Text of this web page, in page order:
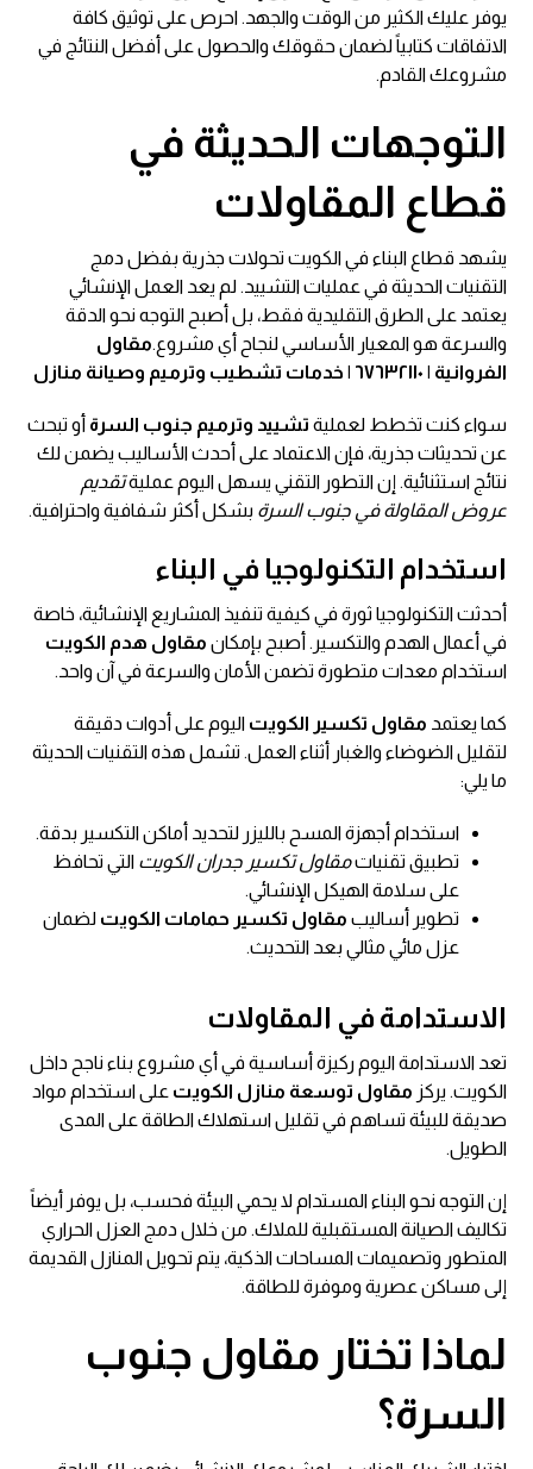
يوفر عليك الكثير من الوقت والجهد. احرص على توثيق كافة
الاتفاقات كتابياً لضمان حقوقك والحصول على أفضل النتائج في
مشروعك القادم.
التوجهات الحديثة في
قطاع المقاولات
يشهد قطاع البناء في الكويت تحولات جذرية بفضل دمج
التقنيات الحديثة في عمليات التشييد. لم يعد العمل الإنشائي
يعتمد على الطرق التقليدية فقط، بل أصبح التوجه نحو الدقة
والسرعة هو المعيار الأساسي لنجاح أي مشروع.مقاول
الفروانية | ٦٧٦٣٢١١٠ | خدمات تشطيب وترميم وصيانة منازل
سواء كنت تخطط لعملية تشييد وترميم جنوب السرة أو تبحث
عن تحديثات جذرية، فإن الاعتماد على أحدث الأساليب يضمن لك
نتائج استثنائية. إن التطور التقني يسهل اليوم عمليةتقديم
عروض المقاولة في جنوب السرة بشكل أكثر شفافية واحترافية.
استخدام التكنولوجيا في البناء
أحدثت التكنولوجيا ثورة في كيفية تنفيذ المشاريع الإنشائية، خاصة
في أعمال الهدم والتكسير. أصبح بإمكان مقاول هدم الكويت
استخدام معدات متطورة تضمن الأمان والسرعة في آن واحد.
كما يعتمد مقاول تكسير الكويت اليوم على أدوات دقيقة
لتقليل الضوضاء والغبار أثناء العمل. تشمل هذه التقنيات الحديثة
ما يلي:
استخدام أجهزة المسح بالليزر لتحديد أماكن التكسير بدقة.
تطبيق تقنياتمقاول تكسير جدران الكويت التي تحافظ
على سلامة الهيكل الإنشائي.
تطوير أساليب مقاول تكسير حمامات الكويت لضمان
عزل مائي مثالي بعد التحديث.
الاستدامة في المقاولات
تعد الاستدامة اليوم ركيزة أساسية في أي مشروع بناء ناجح داخل
الكويت. يركز مقاول توسعة منازل الكويت على استخدام مواد
صديقة للبيئة تساهم في تقليل استهلاك الطاقة على المدى
الطويل.
إن التوجه نحو البناء المستدام لا يحمي البيئة فحسب، بل يوفر أيضاً
تكاليف الصيانة المستقبلية للملاك. من خلال دمج العزل الحراري
المتطور وتصميمات المساحات الذكية، يتم تحويل المنازل القديمة
إلى مساكن عصرية وموفرة للطاقة.
لماذا تختار مقاول جنوب
السرة؟